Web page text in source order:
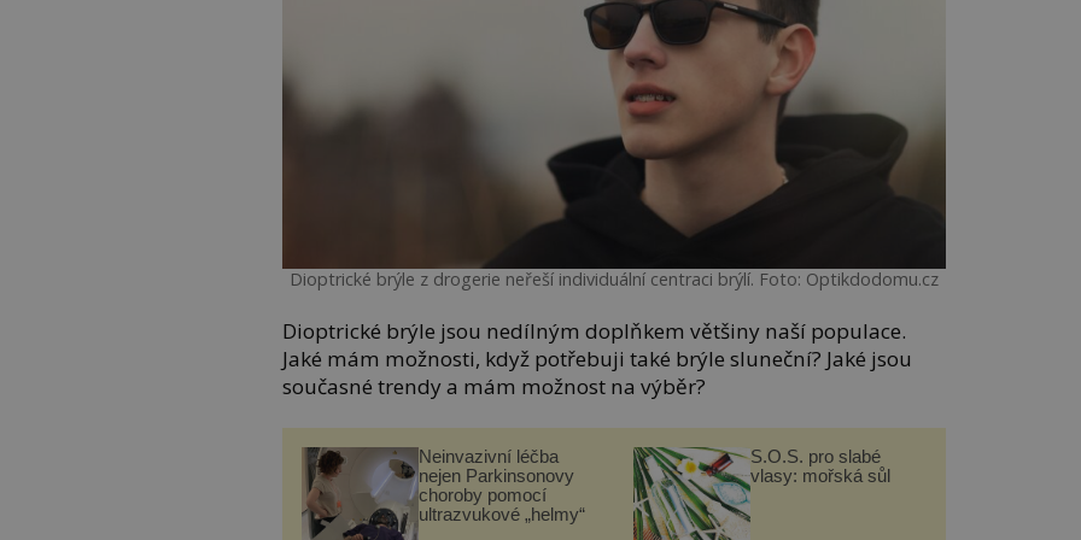
Dioptrické brýle z drogerie neřeší individuální centraci brýlí. Foto: Optikdodomu.cz
Dioptrické brýle jsou nedílným doplňkem většiny naší populace.
Jaké mám možnosti, když potřebuji také brýle sluneční? Jaké jsou
současné trendy a mám možnost na výběr?
Neinvazivní léčba
nejen Parkinsonovy
choroby pomocí
ultrazvukové „helmy“
S.O.S. pro slabé
vlasy: mořská sůl